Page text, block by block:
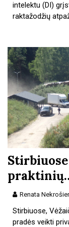
intelektu (DI)
raktažodžių
Renata
Stirbiuose,
pradės veikti